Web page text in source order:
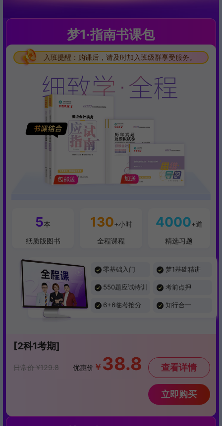
梦1·指南书课包
入班提醒：购课后，请及时加入班级群享受服务。
入班提醒：购课后，请及时加入班级群享受服务。
5本
纸质版图书
130+小时
全程课程
4000+道
精选习题
零基础入门 梦1基础精讲
550题应试特训 考前点押
6+6临考抢分 知行合一
[2科1考期]
日常价 ¥129.8 优惠价 ￥ 38.8 查看详情
立即购买